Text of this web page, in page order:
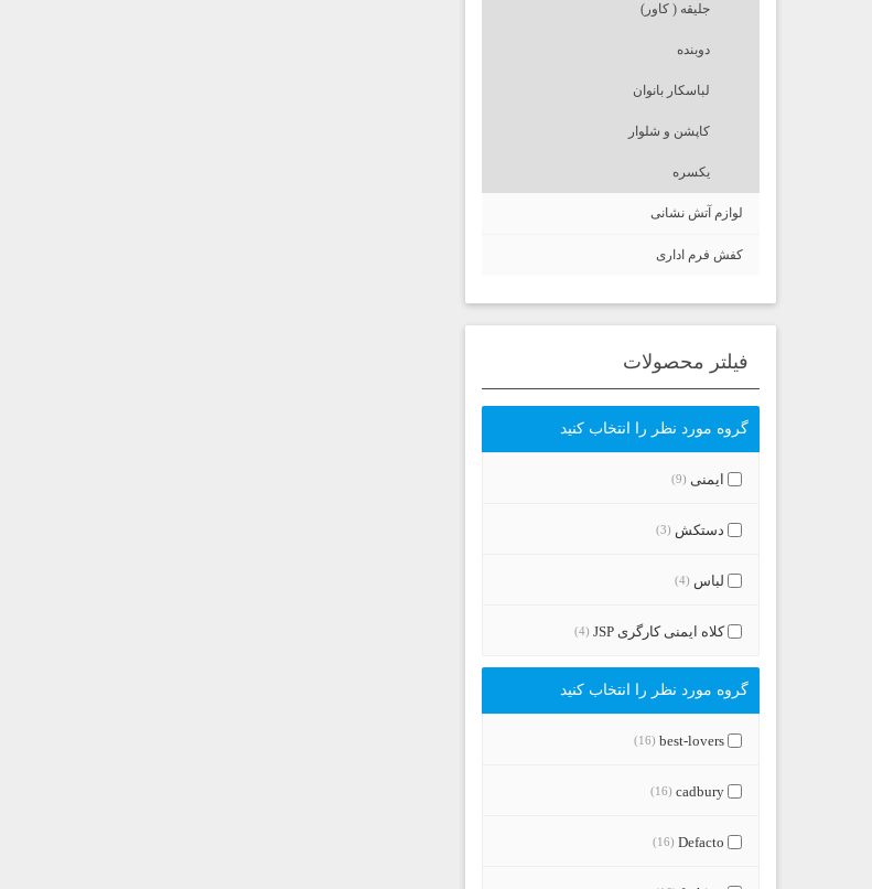
جلیقه ( کاور)
دوبنده
لباسکار بانوان
کاپشن و شلوار
یکسره
لوازم آتش نشانی
کفش فرم اداری
فیلتر محصولات
گروه مورد نظر را انتخاب کنید
ایمنی (9)
دستکش (3)
لباس (4)
کلاه ایمنی کارگری JSP (4)
گروه مورد نظر را انتخاب کنید
best-lovers
(16)
cadbury
(16)
Defacto
(16)